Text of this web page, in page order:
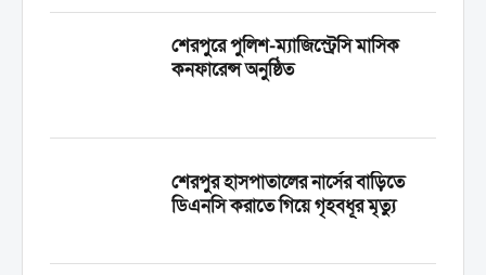
শেরপুরে পুলিশ-ম্যাজিস্ট্রেসি মাসিক
কনফারেন্স অনুষ্ঠিত
শেরপুর হাসপাতালের নার্সের বাড়িতে
ডিএনসি করাতে গিয়ে গৃহবধূর মৃত্যু